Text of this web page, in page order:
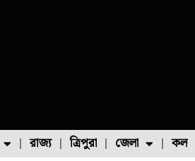
রাজ্য ত্রিপুরা জেলা